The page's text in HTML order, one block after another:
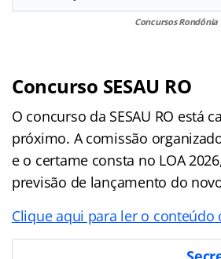
Concursos Rondônia
Concurso SESAU RO
O concurso da SESAU RO está
próximo. A comissão
e o certame consta no LOA
previsão de lançamento do
Clique aqui para ler o conteúdo